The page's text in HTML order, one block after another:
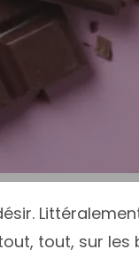
d’Azur
Jura
tout, sur